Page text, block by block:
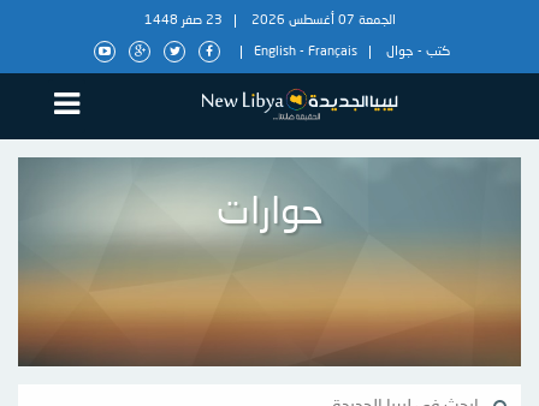
الجمعة 07 أغسطس 2026 23 صفر 1448
كتب - جوال English - Français
حوارات